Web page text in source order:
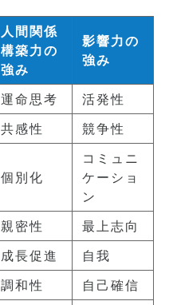
人間関係
構築力の
強み
影響力の
強み
運命思考
活発性
共感性 競争性
個別化
コミュニ
ケーショ
ン
親密性
最上志向
成長促進
自我
調和性
自己確信